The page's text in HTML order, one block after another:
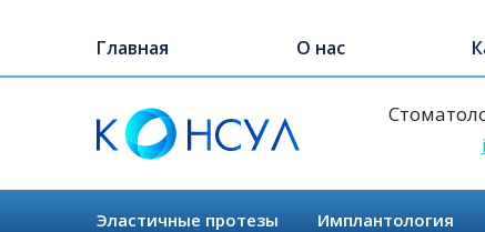
содержанию
Главная О нас
Эластичные протезы Имплантология